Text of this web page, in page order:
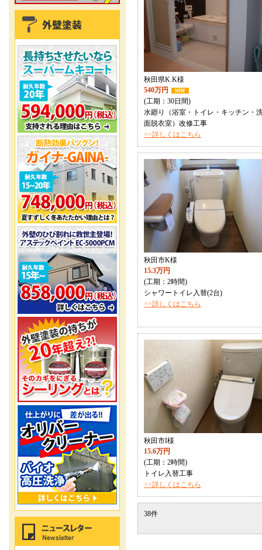
秋田県K.K様
540万円
(工期：30日間)
水廻り（浴室・トイレ・キッチン・
面脱衣室）改修工事
>>詳しくはこちら
秋田市K様
15.3万円
(工期：2時間)
シャワートイレ入替(2台)
>>詳しくはこちら
秋田市I様
15.6万円
(工期：2時間)
トイレ入替工事
>>詳しくはこちら
38件